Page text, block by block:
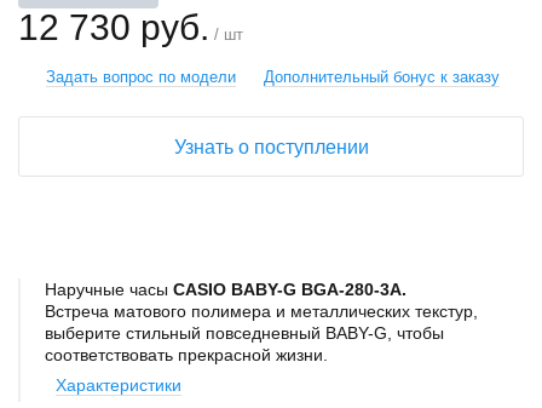
Наручные часы CASIO BABY-G BGA-280-3A.
Встреча матового полимера и металлических текстур,
выберите стильный повседневный BABY-G, чтобы
соответствовать прекрасной жизни.
Характеристики
12 730 руб. / шт
Задать вопрос по модели Дополнительный бонус к заказу
Узнать о поступлении